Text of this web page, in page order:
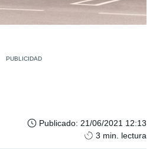
Publicado: 21/06/2021 12:13
3 min. lectura